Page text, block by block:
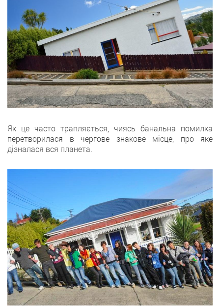
Як це часто трапляється, чиясь банальна помилка
перетворилася в чергове знакове місце, про яке
дізналася вся планета.